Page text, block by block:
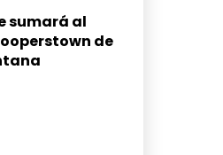
sumará al
de